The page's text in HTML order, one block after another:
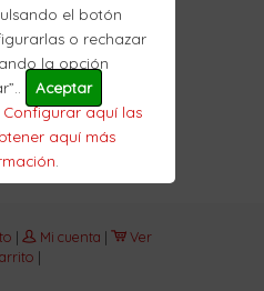
el botón
o rechazar
la opción
Aceptar
Configurar aquí las
aquí más
| Mi cuenta |
Ver
|